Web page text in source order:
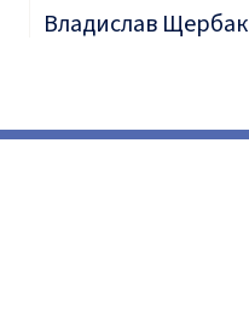
Владислав Щербак